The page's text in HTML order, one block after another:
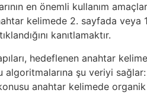
en önemli kullanım
kelimede 2. sayfada veya
kanıtlamaktır.
hedeflenen anahtar
şu veriyi
anahtar kelimede organik